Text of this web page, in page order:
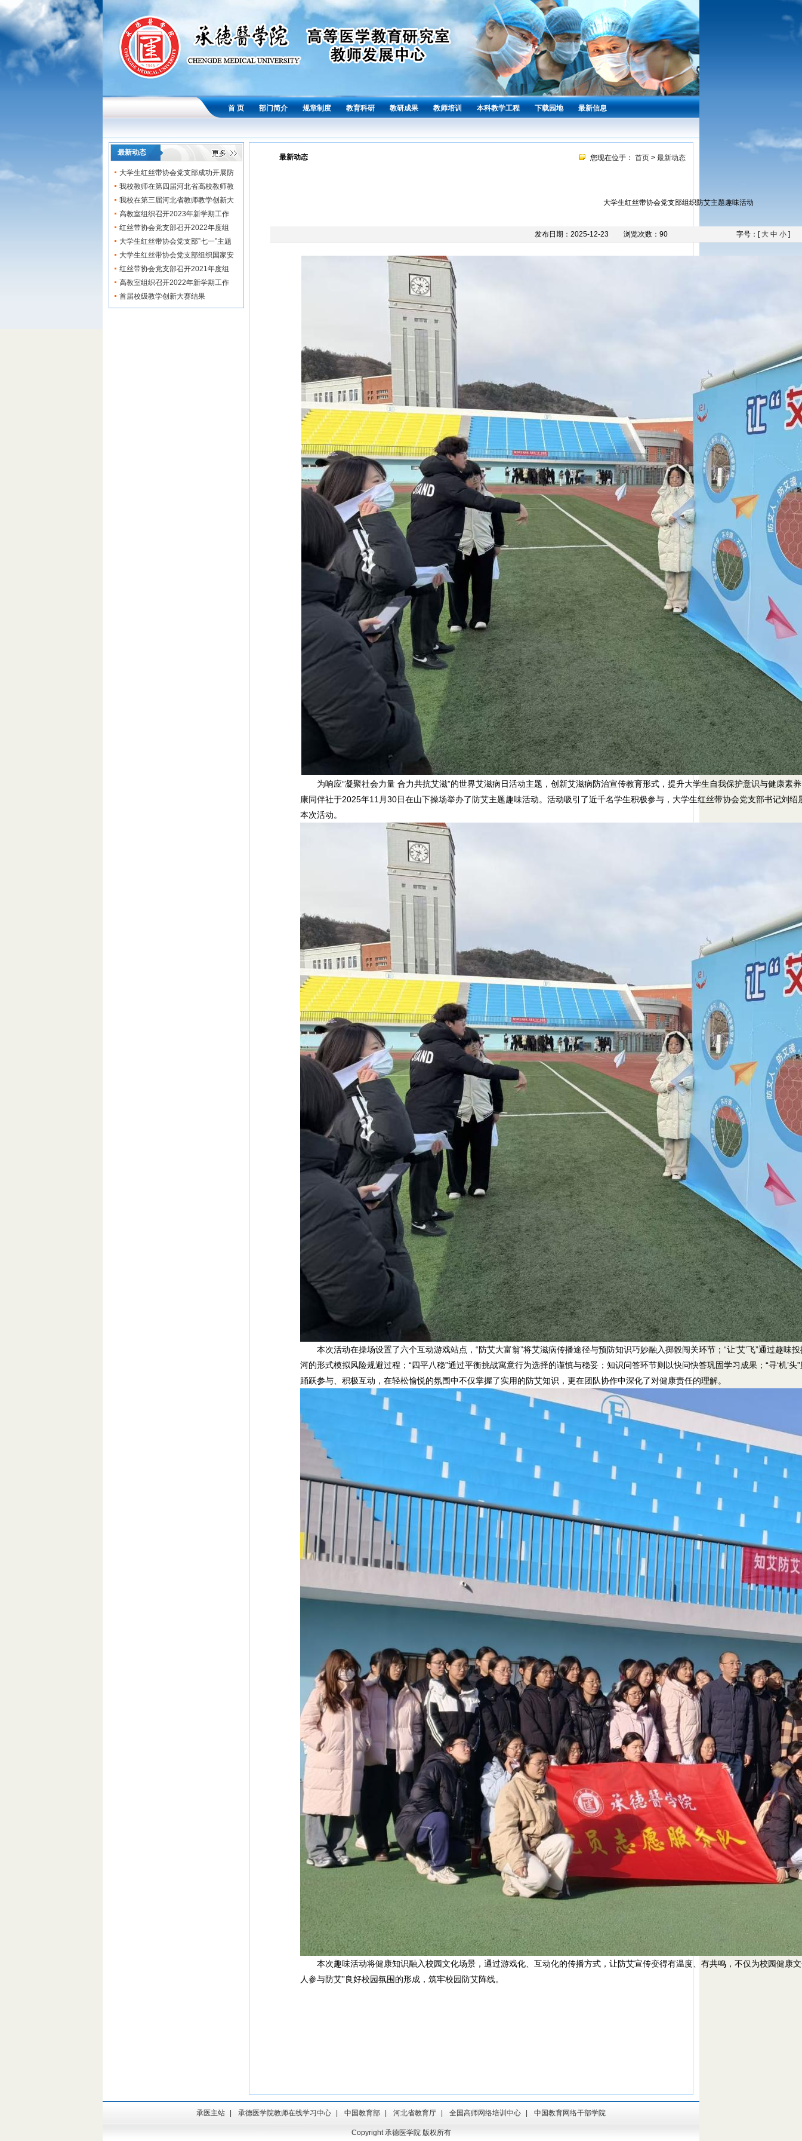
首 页 部门简介 规章制度 教育科研 教研成果 教师培训 本科教学工程 下载园地 最新信息
您现在位于： 首页 > 最新动态
最新动态
大学生红丝带协会党支部组织防艾主题趣味活动
发布日期：2025-12-23 浏览次数： 90 字号：[ 大 中 小 ]
为响应“凝聚社会力量 合力共抗艾滋”的世界艾滋病日活动主题，创新艾滋病防治宣传教育形式，提升大学生自我保护意识与健康
康同伴社于2025年11月30日在山下操场举办了防艾主题趣味活动。活动吸引了近千名学生积极参与，大学生红丝带协会党支部书记刘
本次活动。
本次活动在操场设置了六个互动游戏站点，“防艾大富翁”将艾滋病传播途径与预防知识巧妙融入掷骰闯关环节；“让‘艾’飞”通过趣味
河的形式模拟风险规避过程；“四平八稳”通过平衡挑战寓意行为选择的谨慎与稳妥；知识问答环节则以快问快答巩固学习成果；“寻‘机’
踊跃参与、积极互动，在轻松愉悦的氛围中不仅掌握了实用的防艾知识，更在团队协作中深化了对健康责任的理解。
本次趣味活动将健康知识融入校园文化场景，通过游戏化、互动化的传播方式，让防艾宣传变得有温度、有共鸣，不仅为校园健康
人参与防艾”良好校园氛围的形成，筑牢校园防艾阵线。
最新动态
大学生红丝带协会党支部成功开展防
艾辩...
我校教师在第四届河北省高校教师教
学创...
我校在第三届河北省教师教学创新大
赛中...
高教室组织召开2023年新学期工作
会...
红丝带协会党支部召开2022年度组
织...
大学生红丝带协会党支部”七一”主题
党...
大学生红丝带协会党支部组织国家安
全知...
红丝带协会党支部召开2021年度组
织...
高教室组织召开2022年新学期工作
会...
首届校级教学创新大赛结果
承医主站 承德医学院教师在线学习中心 中国教育部 河北省教育厅 全国高师网络培训中心 中国教育网络干部学院
Copyright 承德医学院 版权所有